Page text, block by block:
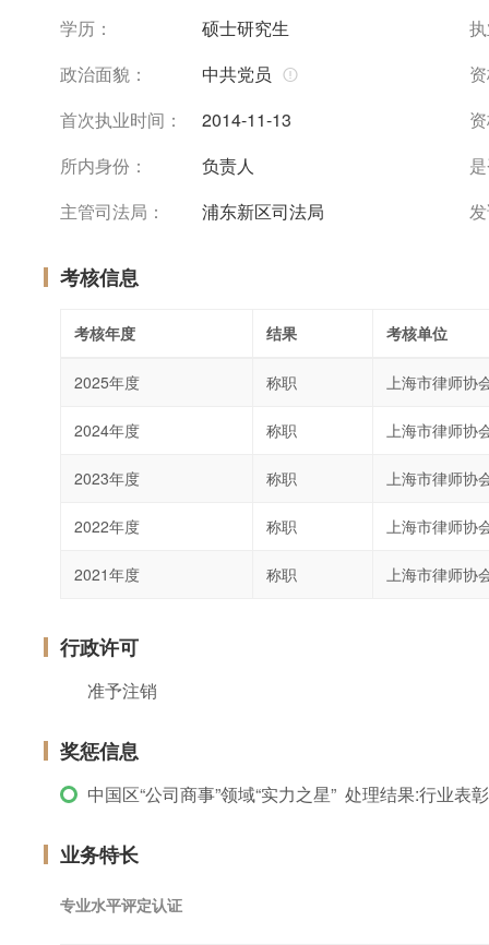
学历：
硕士研究生
政治面貌：
中共党员
首次执业时间：
2014-11-13
所内身份：
负责人
主管司法局：
浦东新区司法局
考核信息
考核年度 结果 考核单位
2025年度 称职 上海市律师协
2024年度 称职 上海市律师协
2023年度 称职 上海市律师协
2022年度 称职 上海市律师协
2021年度 称职 上海市律师协
行政许可
准予注销
奖惩信息
中国区“公司商事”领域“实力之星” 处理结果:行业表彰
业务特长
专业水平评定认证